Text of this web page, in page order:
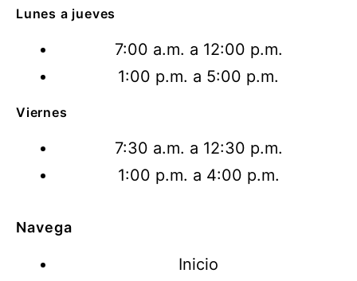
Lunes a jueves
7:00 a.m. a 12:00 p.m.
1:00 p.m. a 5:00 p.m.
Viernes
7:30 a.m. a 12:30 p.m.
1:00 p.m. a 4:00 p.m.
Navega
Inicio